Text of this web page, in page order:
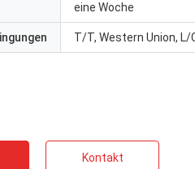
eine Woche
T/T, Western Union, L/
Kontakt